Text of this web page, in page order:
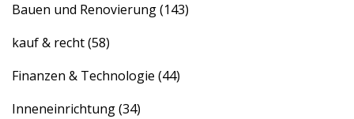
Bauen und Renovierung(143)
kauf & recht(58)
Finanzen & Technologie (44)
Inneneinrichtung(34)